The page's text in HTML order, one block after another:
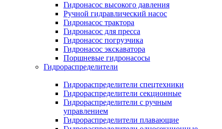
Гидронасос высокого давления
Ручной гидравлический насос
Гидронасос трактора
Гидронасос для пресса
Гидронасос погрузчика
Гидронасос экскаватора
Поршневые гидронасосы
Гидрораспределители
Гидрораспределители спецтехники
Гидрораспределители секционные
Гидрораспределители с ручным
управлением
Гидрораспределители плавающие